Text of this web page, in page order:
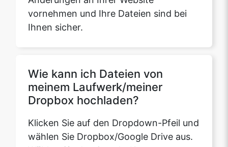
Wie kann ich Dateien von
Klicken Sie auf den Dropdown-Pfeil und
wählen Sie Dropbox/Google Drive aus.
Wählen Sie das Google-Konto aus, von
dem aus Sie Ihr Laufwerk verknüpfen
möchten. Jetzt können Sie die Dateien